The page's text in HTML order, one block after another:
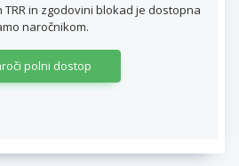
in zgodovini blokad je dostopna
naročnikom.
polni dostop